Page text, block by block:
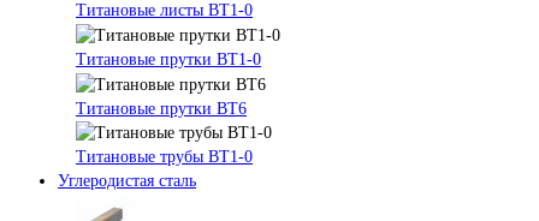
Титановые листы ВТ1-0
Титановые прутки ВТ1-0
Титановые прутки ВТ6
Титановые трубы ВТ1-0
Углеродистая сталь